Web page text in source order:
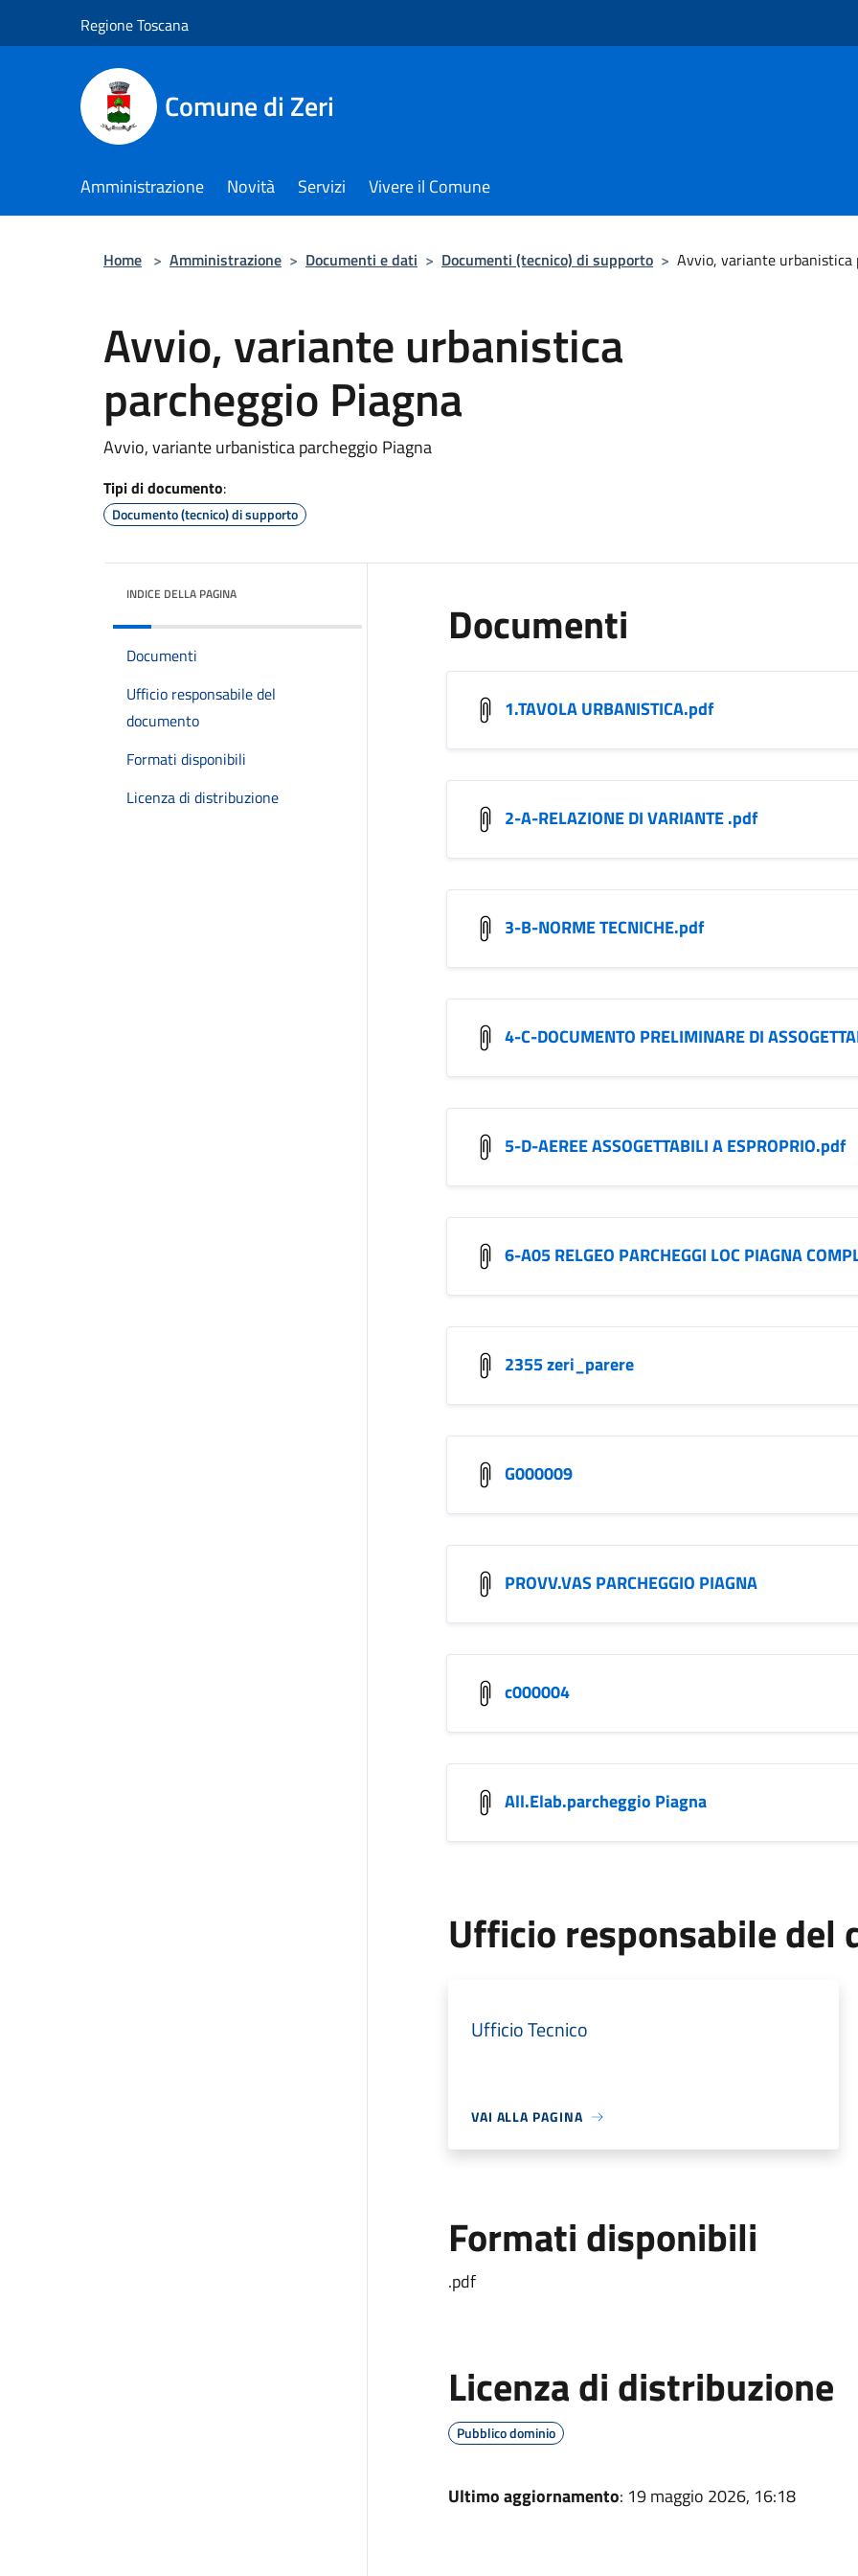
Regione Toscana
Comune di Zeri
Amministrazione Novità Servizi Vivere il Comune
Home > Amministrazione > Documenti e dati > Documenti (tecnico) di supporto > Avvio, variante urbanistica
Avvio, variante urbanistica
parcheggio Piagna
Avvio, variante urbanistica parcheggio Piagna
Tipi di documento:
Documento (tecnico) di supporto
INDICE DELLA PAGINA
Documenti
Ufficio responsabile del
documento
Formati disponibili
Licenza di distribuzione
Documenti
1.TAVOLA URBANISTICA.pdf
2-A-RELAZIONE DI VARIANTE .pdf
3-B-NORME TECNICHE.pdf
4-C-DOCUMENTO PRELIMINARE DI
5-D-AEREE ASSOGETTABILI A ESPROPRIO.pdf
6-A05 RELGEO PARCHEGGI LOC PIAGNA
2355 zeri_parere
G000009
PROVV.VAS PARCHEGGIO PIAGNA
c000004
All.Elab.parcheggio Piagna
Ufficio responsabile del
Ufficio Tecnico
VAI ALLA PAGINA
Formati disponibili
.pdf
Licenza di distribuzione
Pubblico dominio
Ultimo aggiornamento: 19 maggio 2026, 16:18